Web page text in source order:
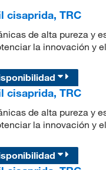
cisaprida, TRC
de alta pureza y
la innovación y
cisaprida, TRC
de alta pureza y
la innovación y